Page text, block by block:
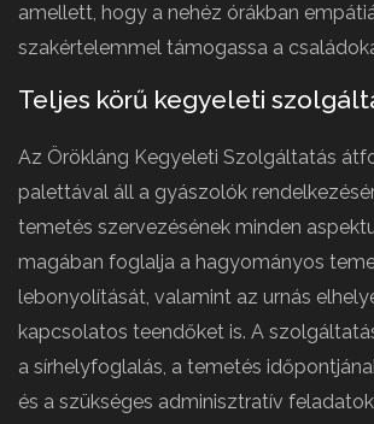
amellett, hogy a nehéz órákban
szakértelemmel támogassa a
Teljes körű kegyeleti
Az Örökláng Kegyeleti Szolgáltatás
palettával áll a gyászolók
temetés szervezésének minden
magában foglalja a hagyományos
lebonyolítását, valamint az urnás
kapcsolatos teendőket is. A
a sírhelyfoglalás, a temetés
és a szükséges adminisztratív